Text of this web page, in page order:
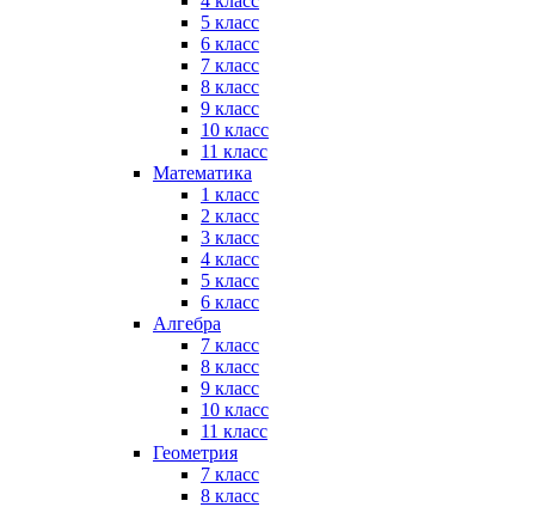
5 класс
6 класс
7 класс
8 класс
9 класс
10 класс
11 класс
Математика
1 класс
2 класс
3 класс
4 класс
5 класс
6 класс
Алгебра
7 класс
8 класс
9 класс
10 класс
11 класс
Геометрия
7 класс
8 класс